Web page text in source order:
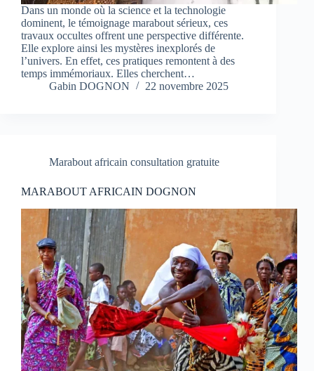
Dans un monde où la science et la technologie
dominent, le témoignage marabout sérieux, ces
travaux occultes offrent une perspective différente.
Elle explore ainsi les mystères inexplorés de
l’univers. En effet, ces pratiques remontent à des
temps immémoriaux. Elles cherchent…
Gabin DOGNON
22 novembre 2025
Marabout africain consultation gratuite
MARABOUT AFRICAIN DOGNON